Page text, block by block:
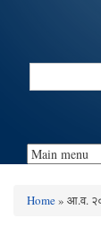
Search
Home» आ.व.